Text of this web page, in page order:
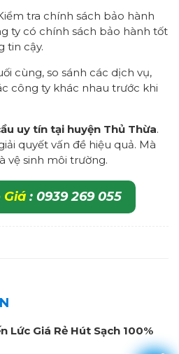
tra chính sách bảo hành
ty có chính sách bảo hành tốt
tin cậy.
cùng, so sánh các dịch vụ,
công ty khác nhau trước khi
uy tín tại huyện Thủ Thừa.
quyết vấn đề hiệu quả. Mà
vệ sinh môi trường.
Giá : 0939 269 055
Lức Giá Rẻ Hút Sạch 100%